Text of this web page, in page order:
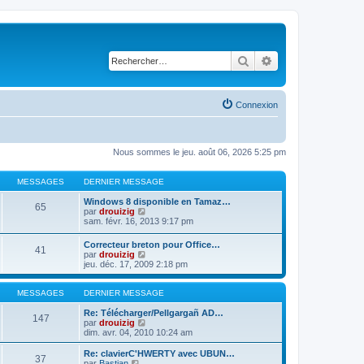
Rechercher
Connexion
Nous sommes le jeu. août 06, 2026 5:25 pm
MESSAGES DERNIER MESSAGE
65
Windows 8 disponible en Tamaz…
par drouizig
o
u
l
t
e
r
l
d
e
r
n
i
sam. févr. 16, 2013 9:17 pm
41
Correcteur breton pour Office…
par drouizig
o
n
s
u
l
t
r
l
e
jeu. déc. 17, 2009 2:18 pm
MESSAGES DERNIER MESSAGE
147
Re: Télécharger/Pellgargañ AD…
par drouizig
o
n
s
dim. avr. 04, 2010 10:24 am
37
Re: clavierC'HWERTY avec UBUN…